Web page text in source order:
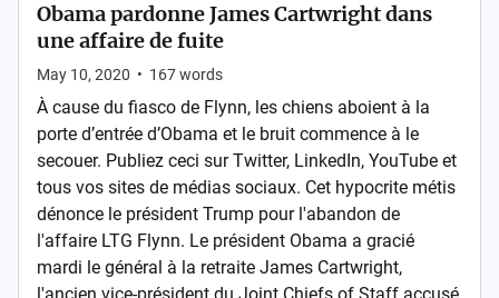
Obama pardonne James Cartwright dans
une affaire de fuite
May 10, 2020 • 167words
À cause du fiasco de Flynn, les chiens aboient à la
porte d’entrée d’Obama et le bruit commence à le
secouer. Publiez ceci sur Twitter, LinkedIn, YouTube et
tous vos sites de médias sociaux. Cet hypocrite métis
dénonce le président Trump pour l'abandon de
l'affaire LTG Flynn. Le président Obama a gracié
mardi le général à la retraite James Cartwright,